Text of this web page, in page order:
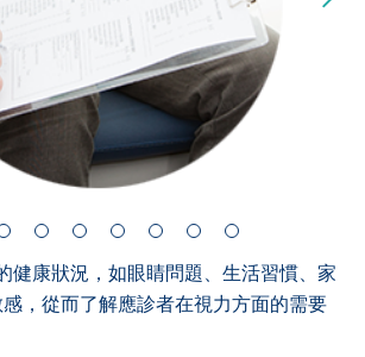
健康狀況，如眼睛問題、生活習慣、家
，從而了解應診者在視力方面的需要